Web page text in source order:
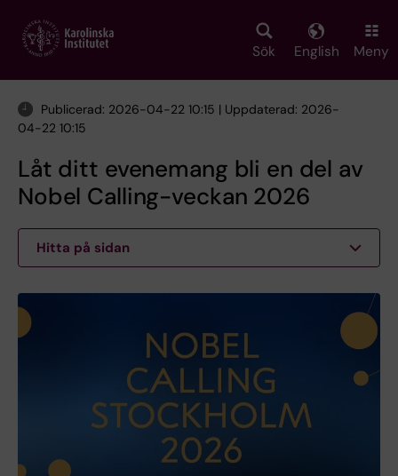
main
Sök English Meny
Publicerad: 2026-04-22 10:15 | Uppdaterad: 2026-
04-22 10:15
Låt ditt evenemang bli en del av
Nobel Calling-veckan 2026
Hitta på sidan